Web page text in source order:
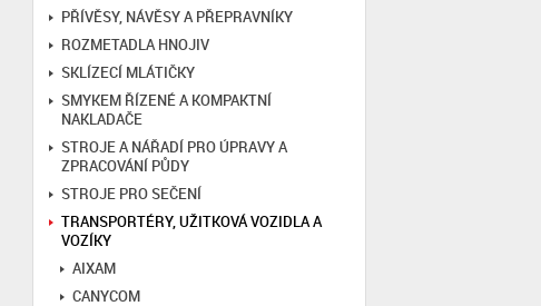
PŘÍVĚSY, NÁVĚSY A PŘEPRAVNÍKY
ROZMETADLA HNOJIV
SKLÍZECÍ MLÁTIČKY
SMYKEM ŘÍZENÉ A KOMPAKTNÍ
NAKLADAČE
STROJE A NÁŘADÍ PRO ÚPRAVY A
ZPRACOVÁNÍ PŮDY
STROJE PRO SEČENÍ
TRANSPORTÉRY, UŽITKOVÁ VOZIDLA A
VOZÍKY
AIXAM
CANYCOM